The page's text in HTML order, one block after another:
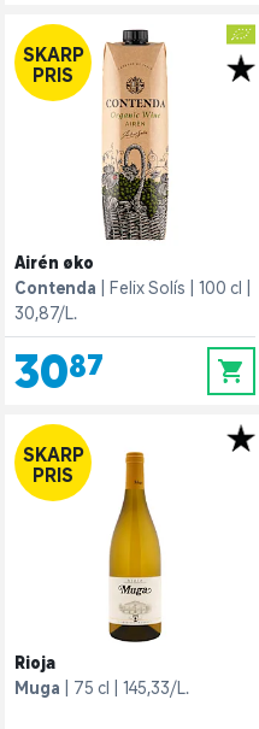
SKARP
PRIS
Airén øko
Contenda
Felix Solís
100 cl
30,87/L.
30,87 0
SKARP
PRIS
Rioja
Muga
75 cl 145,33/L.